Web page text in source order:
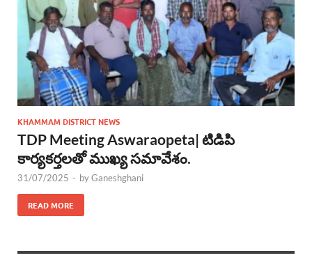
KHAMMAM DISTRICT NEWS
TDP Meeting Aswaraopeta| టిడిపి
కార్యకర్తలతో ముఖ్య సమావేశం.
31/07/2025 - byGaneshghani
READ MORE